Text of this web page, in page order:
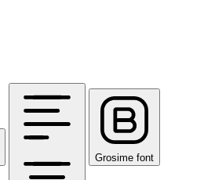
Grosime font